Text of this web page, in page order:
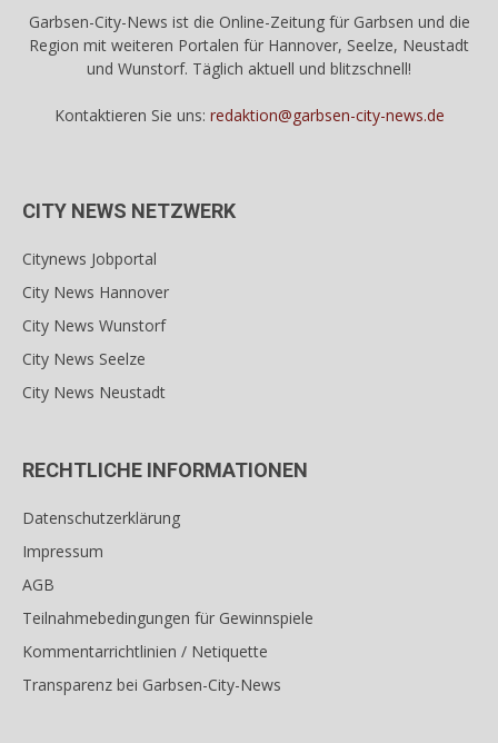
Garbsen-City-News ist die Online-Zeitung für Garbsen und die
Region mit weiteren Portalen für Hannover, Seelze, Neustadt
und Wunstorf. Täglich aktuell und blitzschnell!
Kontaktieren Sie uns: redaktion@garbsen-city-news.de
CITY NEWS NETZWERK
Citynews Jobportal
City News Hannover
City News Wunstorf
City News Seelze
City News Neustadt
RECHTLICHE INFORMATIONEN
Datenschutzerklärung
Impressum
AGB
Teilnahmebedingungen für Gewinnspiele
Kommentarrichtlinien / Netiquette
Transparenz bei Garbsen-City-News